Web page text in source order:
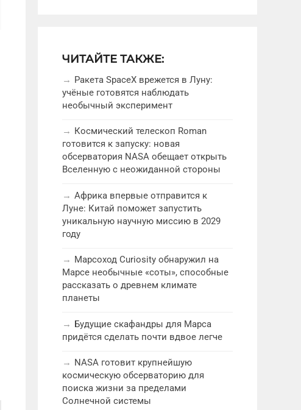
ЧИТАЙТЕ ТАКЖЕ:
Ракета SpaceX врежется в Луну:
учёные готовятся наблюдать
необычный эксперимент
Космический телескоп Roman
готовится к запуску: новая
обсерватория NASA обещает открыть
Вселенную с неожиданной стороны
Африка впервые отправится к
Луне: Китай поможет запустить
уникальную научную миссию в 2029
году
Марсоход Curiosity обнаружил на
Марсе необычные «соты», способные
рассказать о древнем климате
планеты
Будущие скафандры для Марса
придётся сделать почти вдвое легче
NASA готовит крупнейшую
космическую обсерваторию для
поиска жизни за пределами
Солнечной системы